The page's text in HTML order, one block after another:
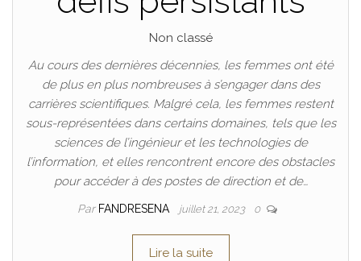
Non classé
Au cours des dernières décennies, les femmes ont été
de plus en plus nombreuses à s’engager dans des
carrières scientifiques. Malgré cela, les femmes restent
sous-représentées dans certains domaines, tels que les
sciences de l’ingénieur et les technologies de
l’information, et elles rencontrent encore des obstacles
pour accéder à des postes de direction et de…
Par FANDRESENA juillet 21, 2023 0
Lire la suite